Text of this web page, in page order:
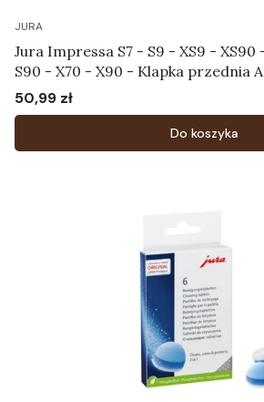
JURA
Jura Impressa S7 - S9 - XS9 - XS90
S90 - X70 - X90 - Klapka przednia
Cena
50,99 zł
Do koszyka